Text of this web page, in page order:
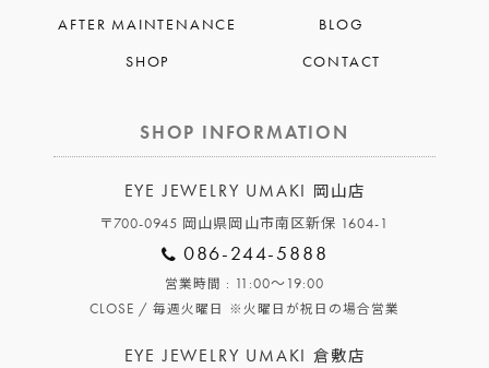
AFTER MAINTENANCE
BLOG
SHOP
CONTACT
SHOP INFORMATION
EYE JEWELRY UMAKI 岡山店
〒700-0945 岡山県岡山市南区新保 1604-1
086-244-5888
営業時間 : 11:00～19:00
CLOSE /毎週火曜日 ※火曜日が祝日の場合営業
EYE JEWELRY UMAKI 倉敷店